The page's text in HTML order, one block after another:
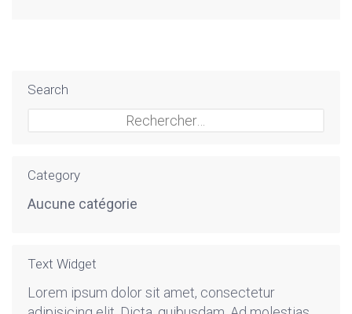
Search
Category
Aucune catégorie
Text Widget
Lorem ipsum dolor sit amet, consectetur